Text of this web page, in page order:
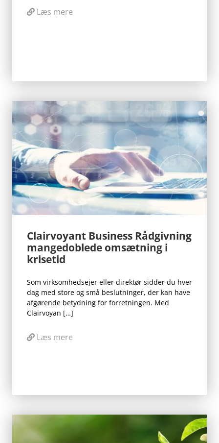
Læs mere
Clairvoyant Business Rådgivning
mangedoblede omsætning i
krisetid
Som virksomhedsejer eller direktør sidder du hver
dag med store og små beslutninger, der kan have
afgørende betydning for forretningen. Med
Clairvoyan […]
Læs mere